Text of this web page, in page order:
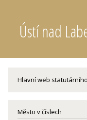
Ústí nad
Hlavní web
Město v číslech